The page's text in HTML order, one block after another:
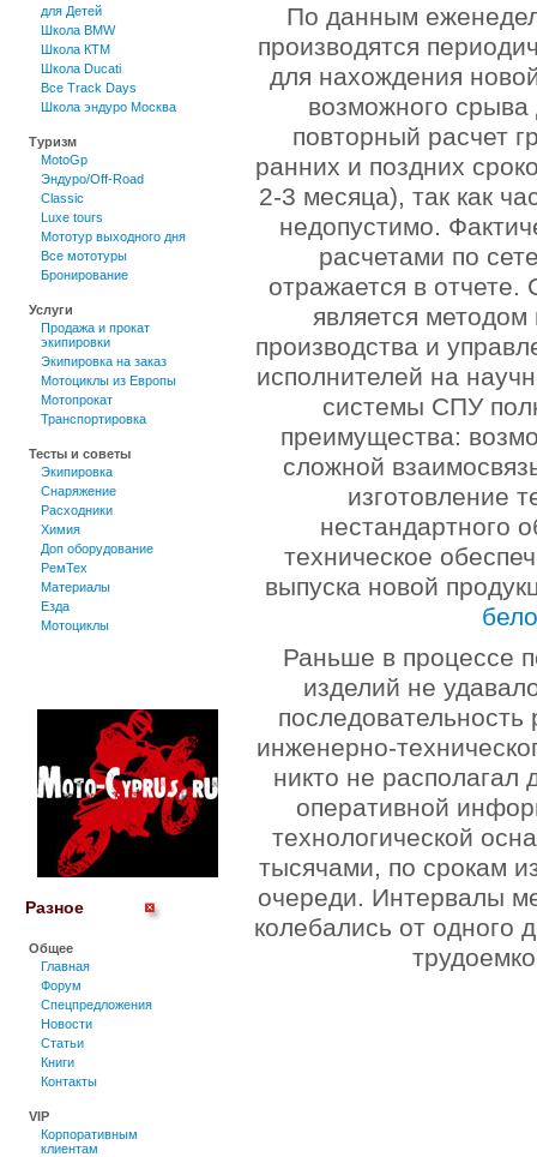
для Детей
Школа BMW
Школа КТМ
Школа Ducati
Все Track Days
Школа эндуро Москва
Туризм
MotoGp
Эндуро/Off-Road
Classic
Luxe tours
Мототур выходного дня
Все мототуры
Бронирование
Услуги
Продажа и прокат
экипировки
Экипировка на заказ
Мотоциклы из Европы
Мотопрокат
Транспортировка
Тесты и советы
Экипировка
Снаряжение
Расходники
Химия
Доп оборудование
РемТех
Материалы
Езда
Мотоциклы
Разное
Общее
Главная
Форум
Спецпредложения
Новости
Статьи
Книги
Контакты
VIP
Корпоративным
клиентам
По данным
производятся
для нахождения
возможного срыва
повторный расчет
ранних и поздних
2-3 месяца), так как
недопустимо.
расчетами по
отражается в отчете.
является методом
производства и
исполнителей на
системы СПУ
преимущества:
сложной
изготовление
нестандартного
техническое
выпуска новой
Раньше в процессе
изделий не
инженерно-
никто не располагал
оперативной
технологической
тысячами, по срокам
очереди. Интервалы
колебались от одного